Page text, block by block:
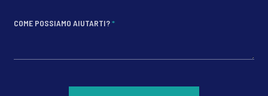
COME POSSIAMO AIUTARTI?*